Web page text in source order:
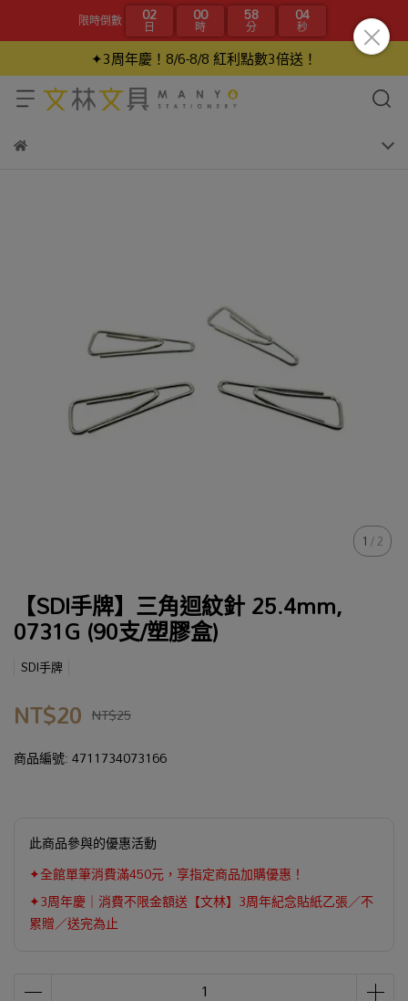
限時倒數 02
日 00
時 58
分 04
秒
✦3周年慶！8/6-8/8 紅利點數3倍送！
1/2
【SDI手牌】三角迴紋針 25.4mm,
0731G (90支/塑膠盒)
SDI手牌
NT$20 NT$25
商品編號:4711734073166
此商品參與的優惠活動
✦全館單筆消費滿450元，享指定商品加購優惠！
✦3周年慶｜消費不限金額送【文林】3周年紀念貼紙乙張／不
累贈／送完為止